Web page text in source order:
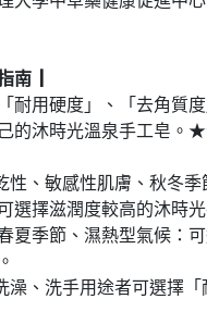
南 ▏
耐用硬度」、「去角質
己的沐時光溫泉手工皂
性、敏感性肌膚、秋冬季
選擇滋潤度較高的沐時
夏季節、濕熱型氣候：
澡、洗手用途者可選擇